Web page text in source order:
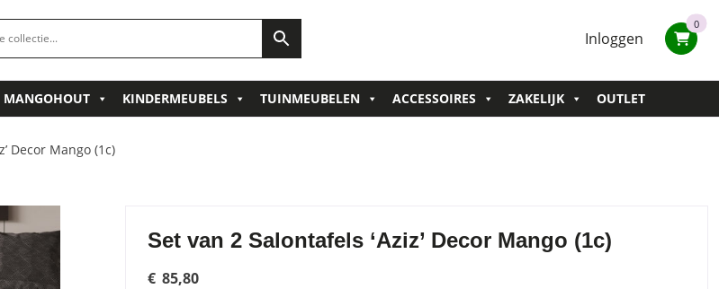
Inloggen
0
MANGOHOUT KINDERMEUBELS TUINMEUBELEN ACCESSOIRES ZAKELIJK OUTLET
Decor Mango (1c)
Set van 2 Salontafels ‘Aziz’ Decor Mango (1c)
€ 85,80